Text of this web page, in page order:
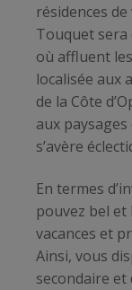
résidences
Touquet
où affluent
localisée aux
de la Côte
aux
s’avère
En termes
pouvez bel
vacances et
Ainsi, vous
secondaire et